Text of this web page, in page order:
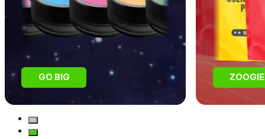
GO BIG